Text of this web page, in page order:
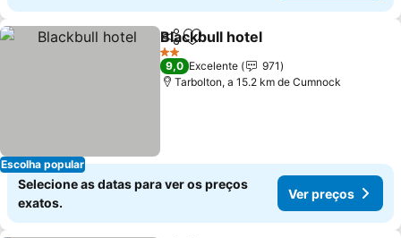
Escolha popular
PartilharAdicionar aos favoritos
Blackbull hotel
2 Estrelas
9,0 Excelente
971
Tarbolton, a 15.2 km de Cumnock
Selecione as datas para ver os preços
exatos.
Ver preços